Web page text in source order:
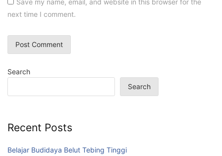
Save my name, email, and website in this browser for the
next time I comment.
Search
Search
Recent Posts
Belajar Budidaya Belut Tebing Tinggi